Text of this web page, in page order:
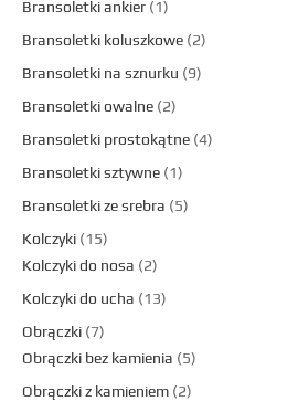
Bransoletki ankier 1
Bransoletki koluszkowe 2
Bransoletki na sznurku
9
Bransoletki owalne 2
Bransoletki prostokątne 4
Bransoletki sztywne 1
Bransoletki ze srebra
5
Kolczyki 15
Kolczyki do nosa
2
Kolczyki do ucha
13
Obrączki 7
Obrączki bez kamienia
5
Obrączki z kamieniem 2